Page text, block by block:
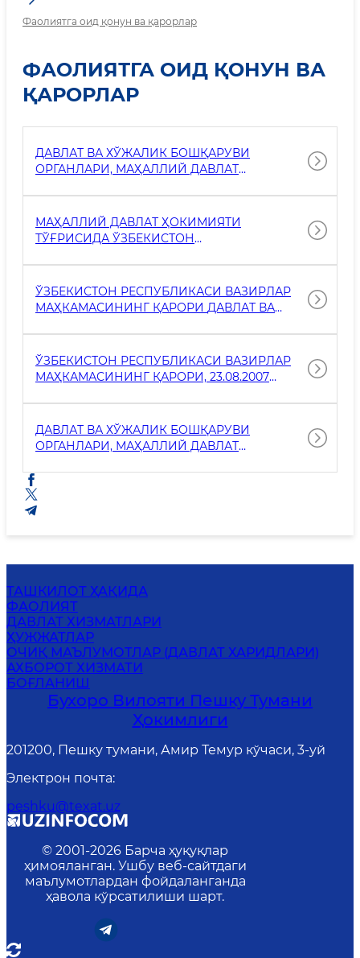
Фаолиятга оид қонун ва қарорлар
ФАОЛИЯТГА ОИД ҚОНУН ВА
ҚАРОРЛАР
ДАВЛАТ ВА ХЎЖАЛИК БОШҚАРУВИ
ОРГАНЛАРИ, МАҲАЛЛИЙ ДАВЛАТ
КОРХОНАЛАРИ, МУАССАСАЛАРИ ВА
ТАШКИЛОТЛАРИ ФАОЛИЯТИНИ ҲУҚУҚИЙ
ТАЪМИНЛАШ ДАРАЖАСИНИ ЯНАДА
ОШИРИШ ЧОРА-ТАДБИРЛАРИ ТЎҒРИСИДА
МАҲАЛЛИЙ ДАВЛАТ ҲОКИМИЯТИ
ТЎҒРИСИДА ЎЗБЕКИСТОН
ЎЗБЕКИСТОН РЕСПУБЛИКАСИ ВАЗИРЛАР
МАҲКАМАСИНИНГ ҚАРОРИ ДАВЛАТ ВА
ЖАМОАТЧИЛИК БИЛАН АЛОҚАЛАРИНИ
РИВОЖЛАНТИРИШ ЧОРА-ТАДБИРЛАРИ
ТЎҒРИСИДА
ЎЗБЕКИСТОН РЕСПУБЛИКАСИ ВАЗИРЛАР
МАҲКАМАСИНИНГ ҚАРОРИ, 23.08.2007
ДАВЛАТ ВА ХЎЖАЛИК БОШҚАРУВИ
ОРГАНЛАРИ, МАҲАЛЛИЙ ДАВЛАТ
ТЎҒРИСИДАГИ НАМУНАВИЙ НИЗОМНИ
ТАСДИҚЛАШ ҲАҚИДА
ТАШКИЛОТ ҲАҚИДА
ФАОЛИЯТ
ДАВЛАТ ХИЗМАТЛАРИ
ҲУЖЖАТЛАР
ОЧИҚ МАЪЛУМОТЛАР (ДАВЛАТ ХАРИДЛАРИ)
АХБОРОТ ХИЗМАТИ
БОҒЛАНИШ
Бухоро Вилояти Пешку Тумани
Ҳокимлиги
201200, Пешку тумани, Амир Темур кўчаси, 3-уй
Электрон почта:
peshku@texat.uz
© 2001-2026 Барча ҳуқуқлар
ҳимояланган. Ушбу веб-сайтдаги
маълумотлардан фойдаланганда
ҳавола кўрсатилиши шарт.